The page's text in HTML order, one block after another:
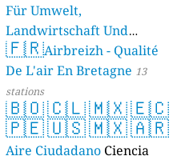
Für Umwelt,
Landwirtschaft Und
Geologie) 50 stations
🇫🇷Airbreizh - Qualité
De L'air En Bretagne 13
stations
🇧🇴🇨🇱🇲🇽🇪🇨
🇵🇪🇺🇸🇲🇽🇦🇷
Aire Ciudadano Ciencia